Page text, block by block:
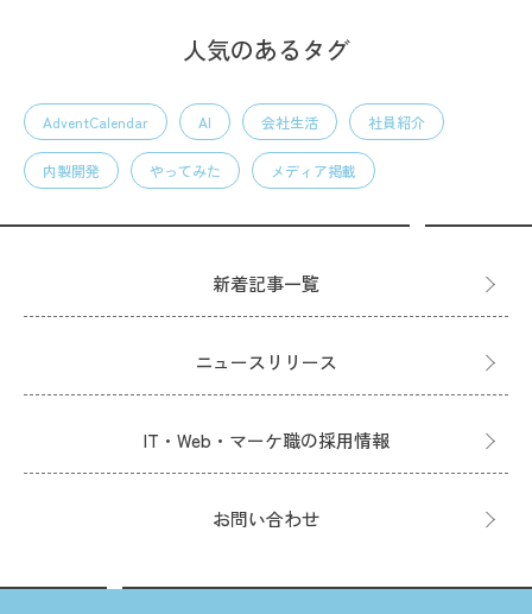
人気のあるタグ
AdventCalendar AI 会社生活 社員紹介
内製開発 やってみた メディア掲載
新着記事一覧
ニュースリリース
IT・Web・マーケ職の採用情報
お問い合わせ